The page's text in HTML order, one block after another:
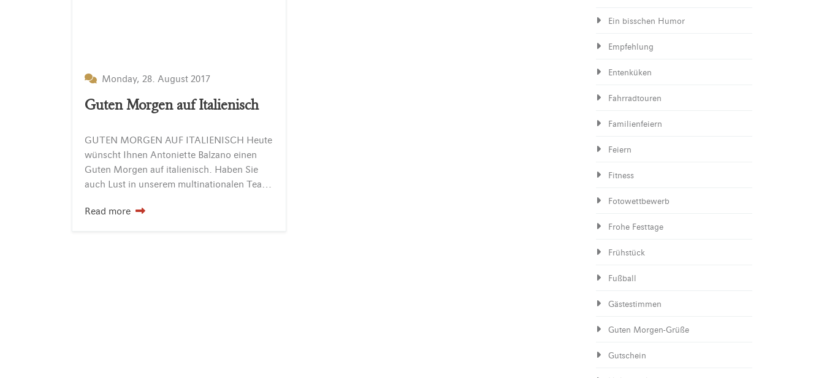
Monday, 28. August 2017
Guten Morgen auf Italienisch
GUTEN MORGEN AUF ITALIENISCH Heute
wünscht Ihnen Antoniette Balzano einen
Guten Morgen auf italienisch. Haben Sie
auch Lust in unserem multinationalen Team mitzuwirken? Wenn Sie Lust haben, Spaß mit guter Arbeit für zufriedene Gäste zu verbinden, sind Sie im INSELHOTEL Potsdam genau…
Read more
Ein bisschen Humor
Empfehlung
Entenküken
Fahrradtouren
Familienfeiern
Feiern
Fitness
Fotowettbewerb
Frohe Festtage
Frühstück
Fußball
Gästestimmen
Guten Morgen-Grüße
Gutschein